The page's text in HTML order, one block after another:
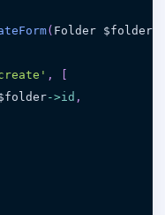
( Folder $folder
,
[
->id ,